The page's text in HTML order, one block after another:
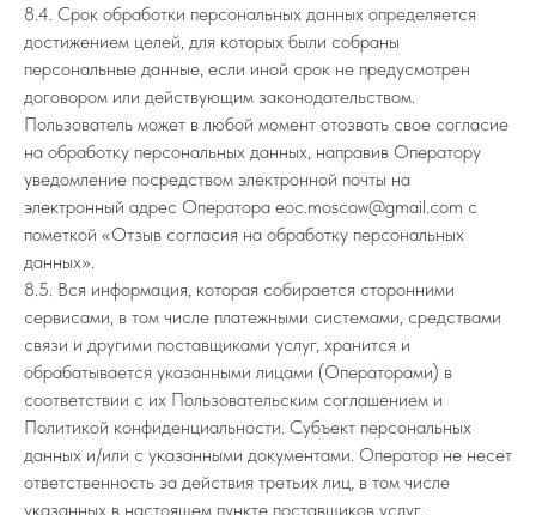
8.4. Срок обработки персональных данных определяется
достижением целей, для которых были собраны
персональные данные, если иной срок не предусмотрен
договором или действующим законодательством.
Пользователь может в любой момент отозвать свое согласие
на обработку персональных данных, направив Оператору
уведомление посредством электронной почты на
электронный адрес Оператора eoc.moscow@gmail.com с
пометкой «Отзыв согласия на обработку персональных
данных».
8.5. Вся информация, которая собирается сторонними
сервисами, в том числе платежными системами, средствами
связи и другими поставщиками услуг, хранится и
обрабатывается указанными лицами (Операторами) в
соответствии с их Пользовательским соглашением и
Политикой конфиденциальности. Субъект персональных
данных и/или с указанными документами. Оператор не несет
ответственность за действия третьих лиц, в том числе
указанных в настоящем пункте поставщиков услуг.